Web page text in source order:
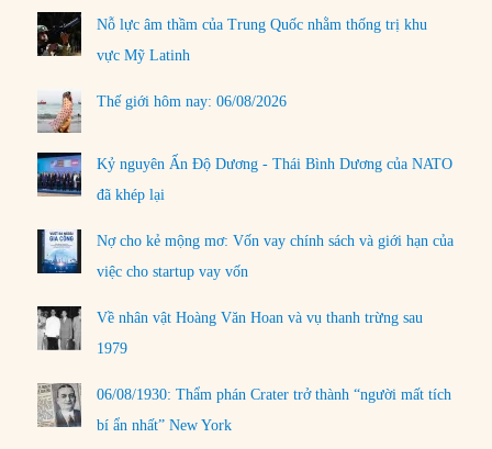
Nỗ lực âm thầm của Trung Quốc nhằm thống trị khu
vực Mỹ Latinh
Thế giới hôm nay: 06/08/2026
Kỷ nguyên Ấn Độ Dương - Thái Bình Dương của NATO
đã khép lại
Nợ cho kẻ mộng mơ: Vốn vay chính sách và giới hạn của
việc cho startup vay vốn
Về nhân vật Hoàng Văn Hoan và vụ thanh trừng sau
1979
06/08/1930: Thẩm phán Crater trở thành “người mất tích
bí ẩn nhất” New York